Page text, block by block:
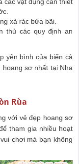
xả rác bừa bãi.
thủ các quy định an
yên bình của biển cả
sơ nhất tại Nha
Rùa
với vẻ đẹp hoang sơ
tham gia nhiều hoạt
chơi mà bạn không